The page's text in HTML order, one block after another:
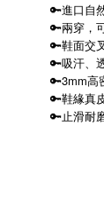
🔑進口自
🔑兩穿，
🔑鞋面交
🔑吸汗、
🔑3mm高
🔑鞋緣真
🔑止滑耐